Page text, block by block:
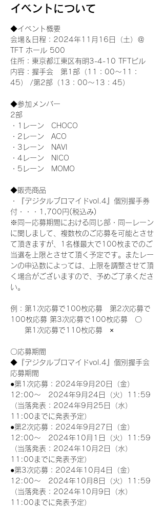
イベントについて
◆イベント概要
会場＆日程：2024年11月16日（土）＠
TFT ホール 500
住所：東京都江東区有明3-4-10 TFTビル
内容：握手会　第1部（11：00～11：
45） /第2部（13：00～13：45）
◆参加メンバー
2部
・1レーン　CHOCO
・2レーン　ACO
・3レーン　NAVI
・4レーン　NICO
・5レーン　MOMO
◆販売商品
・『デジタルブロマイドvol.4』個別握手券
付・・・1,700円(税込み)
※同一応募期間における同じ部・同一レーン
に関しまして、複数枚のご応募を可能とさせ
て頂きますが、1名様最大で100枚までのご
当選を上限とさせて頂く予定です。またレー
ンの申込数によっては、上限を調整させて頂
く場合がございますので、予めご了承くださ
い。
例：第1次応募で100枚応募　第2次応募で
100枚応募 第3次応募で100枚応募　〇
第1次応募で110枚応募　×
〇応募期間
◆『デジタルブロマイドvol.4』個別握手会
応募期間
●第1次応募：2024年9月20日（金）
12:00～　2024年9月24日（火）11:59
（当落発表：2024年9月25日（水）
11:00までに発表予定）
●第2次応募：2024年9月27日（金）
12:00～　2024年10月1日（火）11:59
（当落発表：2024年10月2日（水）
11:00までに発表予定）
●第3次応募：2024年10月4日（金）
12:00～　2024年10月8日（火）11:59
（当落発表：2024年10月9日（水）
11:00までに発表予定）